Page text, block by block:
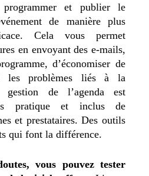
programmer et publier le
de manière plus
Cela vous permet
en envoyant des e-mails,
d’économiser de
les problèmes liés à la
gestion de l’agenda est
pratique et inclus de
et prestataires. Des outils
qui font la différence.
vous pouvez tester